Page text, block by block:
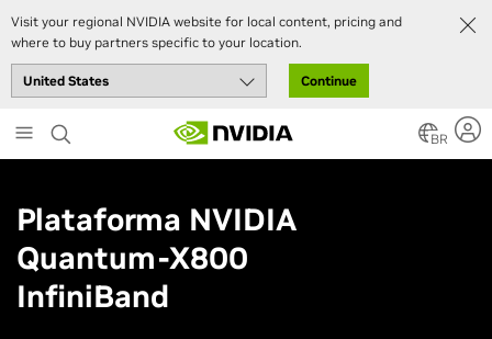
Visit your regional NVIDIA website for local content, pricing and
where to buy partners specific to your location.
Continue
to
main
BR
Plataforma NVIDIA
Quantum-X800
InfiniBand